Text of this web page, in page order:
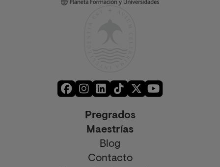
Pregrados
Maestrías
Blog
Contacto